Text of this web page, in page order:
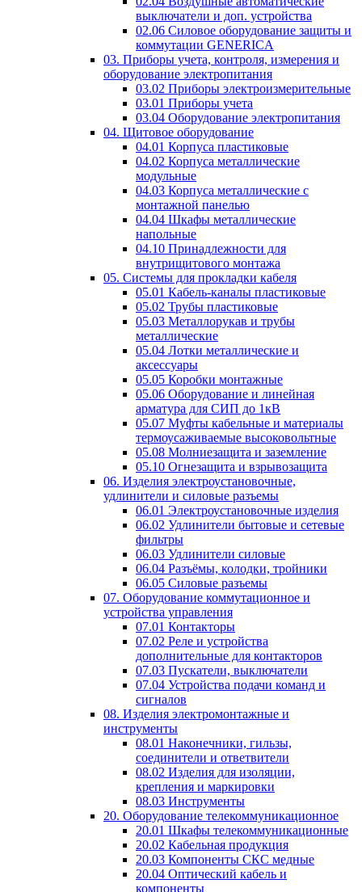
выключатели и доп. устройства
02.06 Силовое оборудование защиты и
коммутации GENERICA
03. Приборы учета, контроля, измерения и
оборудование электропитания
03.02 Приборы электроизмерительные
03.01 Приборы учета
03.04 Оборудование электропитания
04. Щитовое оборудование
04.01 Корпуса пластиковые
04.02 Корпуса металлические
модульные
04.03 Корпуса металлические с
монтажной панелью
04.04 Шкафы металлические
напольные
04.10 Принадлежности для
внутрищитового монтажа
05. Системы для прокладки кабеля
05.01 Кабель-каналы пластиковые
05.02 Трубы пластиковые
05.03 Металлорукав и трубы
металлические
05.04 Лотки металлические и
аксессуары
05.05 Коробки монтажные
05.06 Оборудование и линейная
арматура для СИП до 1кВ
05.07 Муфты кабельные и материалы
термоусаживаемые высоковольтные
05.08 Молниезащита и заземление
05.10 Огнезащита и взрывозащита
06. Изделия электроустановочные,
удлинители и силовые разъемы
06.01 Электроустановочные изделия
06.02 Удлинители бытовые и сетевые
фильтры
06.03 Удлинители силовые
06.04 Разъёмы, колодки, тройники
06.05 Силовые разъемы
07. Оборудование коммутационное и
устройства управления
07.01 Контакторы
07.02 Реле и устройства
дополнительные для контакторов
07.03 Пускатели, выключатели
07.04 Устройства подачи команд и
сигналов
08. Изделия электромонтажные и
инструменты
08.01 Наконечники, гильзы,
соединители и ответвители
08.02 Изделия для изоляции,
крепления и маркировки
08.03 Инструменты
20. Оборудование телекоммуникационное
20.01 Шкафы телекоммуникационные
20.02 Кабельная продукция
20.03 Компоненты СКС медные
20.04 Оптический кабель и
компоненты